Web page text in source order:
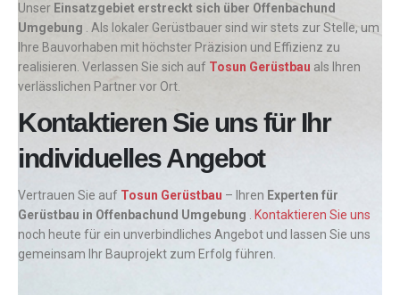
Unser Einsatzgebiet erstreckt sich über Offenbachund
Umgebung
. Als lokaler Gerüstbauer sind wir stets zur Stelle, um
Ihre Bauvorhaben mit höchster Präzision und Effizienz zu
realisieren. Verlassen Sie sich auf Tosun Gerüstbau als Ihren
verlässlichen Partner vor Ort.
Kontaktieren Sie uns für Ihr
individuelles Angebot
Vertrauen Sie auf Tosun Gerüstbau – Ihren Experten für
Gerüstbau in Offenbachund Umgebung
Kontaktieren Sie uns
noch heute für ein unverbindliches Angebot und lassen Sie uns
gemeinsam Ihr Bauprojekt zum Erfolg führen.